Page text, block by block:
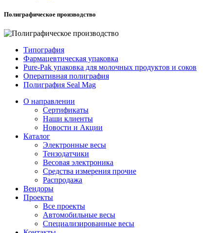
Полиграфическое производство
Типография
Фармацевтическая упаковка
Pure-Pak упаковка для молочных продуктов и соков
Оперативная полиграфия
Полиграфия Seal Mag
О направлении
Сертификаты
Наши клиенты
Новости и Акции
Каталог
Электронные весы
Тензодатчики
Весовая электроника
Средства измерения прочие
Распродажа
Вендоры
Проекты
Все проекты
Автомобильные весы
Специализированные весы